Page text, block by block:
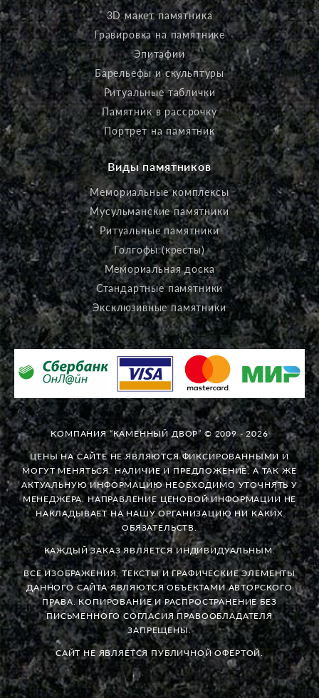
3D макет памятника
Гравировка на памятнике
Эпитафии
Барельефы и скульптуры
Ритуальные таблички
Памятник в рассрочку
Портрет на памятник
Виды памятников
Мемориальные комплексы
Мусульманские памятники
Ритуальные памятники
Голгофы (кресты)
Мемориальная доска
Стандартные памятники
Эксклюзивные памятники
КОМПАНИЯ “КАМЕННЫЙ ДВОР” © 2009 - 2026
ЦЕНЫ НА САЙТЕ НЕ ЯВЛЯЮТСЯ ФИКСИРОВАННЫМИ И
МОГУТ МЕНЯТЬСЯ. НАЛИЧИЕ И ПРЕДЛОЖЕНИЕ, А ТАК ЖЕ
АКТУАЛЬНУЮ ИНФОРМАЦИЮ НЕОБХОДИМО УТОЧНЯТЬ У
МЕНЕДЖЕРА. НАПРАВЛЕНИЕ ЦЕНОВОЙ ИНФОРМАЦИИ НЕ
НАКЛАДЫВАЕТ НА НАШУ ОРГАНИЗАЦИЮ НИ КАКИХ
ОБЯЗАТЕЛЬСТВ.
КАЖДЫЙ ЗАКАЗ ЯВЛЯЕТСЯ ИНДИВИДУАЛЬНЫМ.
ВСЕ ИЗОБРАЖЕНИЯ, ТЕКСТЫ И ГРАФИЧЕСКИЕ ЭЛЕМЕНТЫ
ДАННОГО САЙТА ЯВЛЯЮТСЯ ОБЪЕКТАМИ АВТОРСКОГО
ПРАВА. КОПИРОВАНИЕ И РАСПРОСТРАНЕНИЕ БЕЗ
ПИСЬМЕННОГО СОГЛАСИЯ ПРАВООБЛАДАТЕЛЯ
ЗАПРЕЩЕНЫ.
САЙТ НЕ ЯВЛЯЕТСЯ ПУБЛИЧНОЙ ОФЕРТОЙ.